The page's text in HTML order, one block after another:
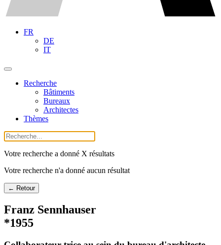
FR
DE
IT
Recherche
Bâtiments
Bureaux
Architectes
Thèmes
Votre recherche a donné X résultats
Votre recherche n'a donné aucun résultat
← Retour
Franz Sennhauser
*1955